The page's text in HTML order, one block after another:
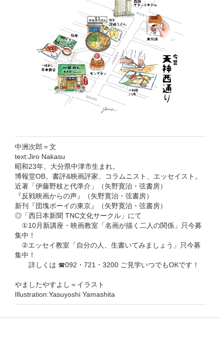
中洲次郎＝文
text:Jiro Nakasu
昭和23年、大分県中津市生まれ。
博報堂OB。書評&映画評家、コラムニスト、エッセイスト。
近著「伊藤野枝と代準介」（矢野寛治・弦書房）
『反戦映画からの声』（矢野寛治・弦書房）
新刊『団塊ボーイの東京』（矢野寛治・弦書房）
◎「西日本新聞 TNC文化サークル」にて
①10月新講座・映画教室「名画が描く二人の関係」只今募
集中！
②エッセイ教室「自分の人、生書いてみましょう」只今募
集中！
詳しくは ☎092・721・3200 ご見学いつでもOKです！
やましたやすよし＝イラスト
Illustration:Yasuyoshi Yamashita